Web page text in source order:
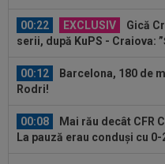
00:22 EXCLUSIV
Gică
serii, după KuPS - Craiova:
00:12
Barcelona, 180 de
Rodri!
00:08
Mai rău decât CFR
La pauză erau conduși cu 0-